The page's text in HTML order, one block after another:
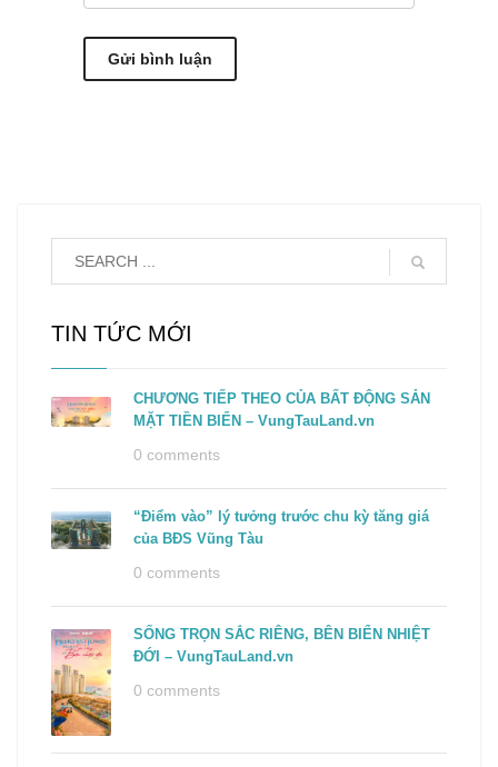
TIN TỨC MỚI
CHƯƠNG TIẾP THEO CỦA BẤT ĐỘNG SẢN
MẶT TIỀN BIỂN – VungTauLand.vn
0 comments
“Điểm vào” lý tưởng trước chu kỳ tăng giá
của BĐS Vũng Tàu
0 comments
SỐNG TRỌN SẮC RIÊNG, BÊN BIỂN NHIỆT
ĐỚI – VungTauLand.vn
0 comments